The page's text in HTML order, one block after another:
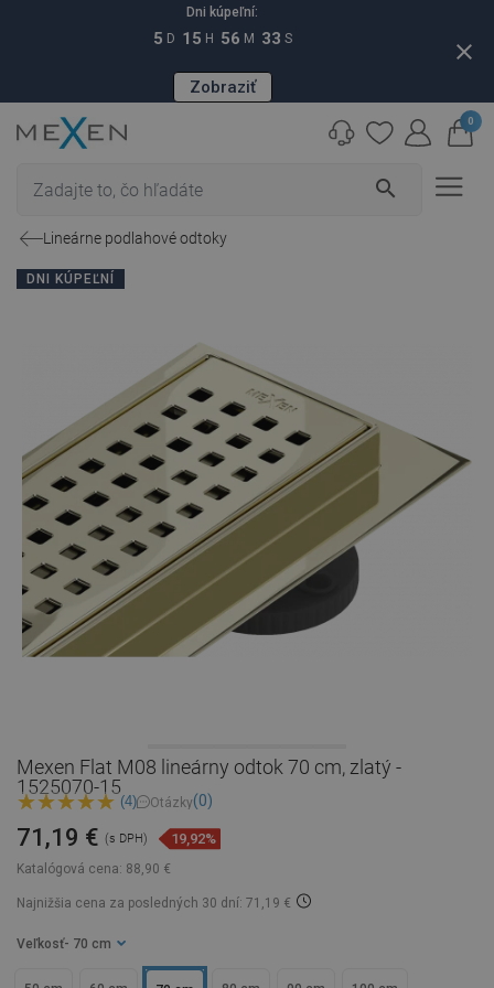
Dni kúpeľní:
5 D 15 H 56 M 32 S
Zobraziť
close
search
0
Lineárne podlahové odtoky
DNI KÚPEĽNÍ
Mexen Flat M08 lineárny odtok 70 cm, zlatý -
1525070-15
(4) Otázky(0)
Katalógová cena: 88,90 €
71,19 € (s DPH) 19,92%
Najnižšia cena za posledných 30 dní: 71,19 €
Veľkosť - 70 cm